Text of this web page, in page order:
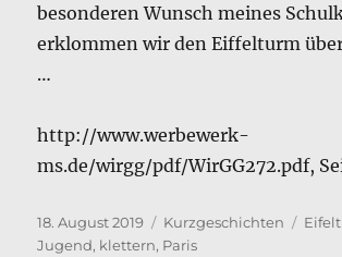
besonderen Wunsch meines
erklommen wir den Eiffelturm
…
http://www.werbewerk-
ms.de/wirgg/pdf/WirGG272.pdf,
Veröffentlicht
am
18. August 2019 Kategorien
Kurzgeschichten
Jugend, klettern, Paris